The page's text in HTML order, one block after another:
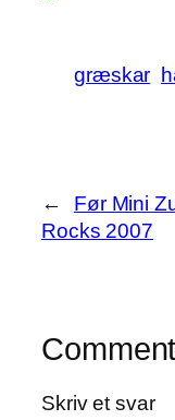
græskar
←
Før Mini
Rocks 2007
Skriv et svar